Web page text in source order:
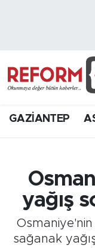
GAZİANTEP
yağış
sağanak
Hava
Süper Lig
Tüm
Son Dakika
Haber Arşivi